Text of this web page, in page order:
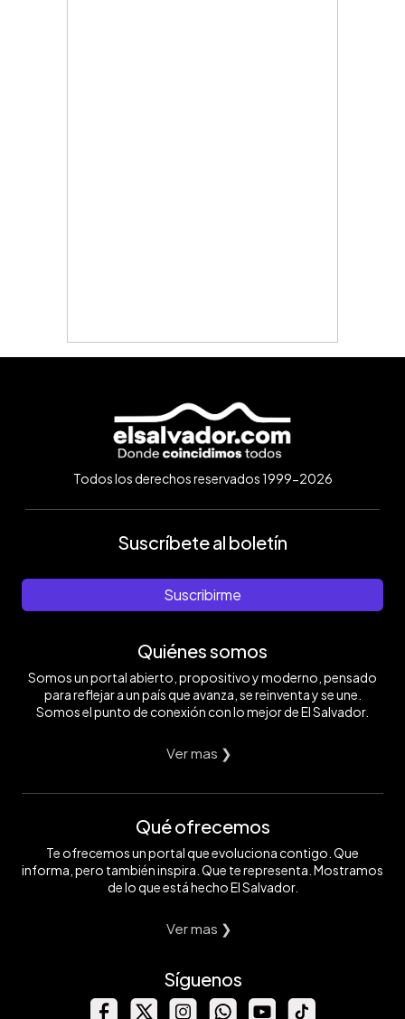
Todos los derechos reservados 1999-2026
Suscríbete al boletín
Suscribirme
Quiénes somos
Somos un portal abierto, propositivo y moderno, pensado
para reflejar a un país que avanza, se reinventa y se une.
Somos el punto de conexión con lo mejor de El Salvador.
Ver mas ❯
Qué ofrecemos
Te ofrecemos un portal que evoluciona contigo. Que
informa, pero también inspira. Que te representa. Mostramos
de lo que está hecho El Salvador.
Ver mas ❯
Síguenos